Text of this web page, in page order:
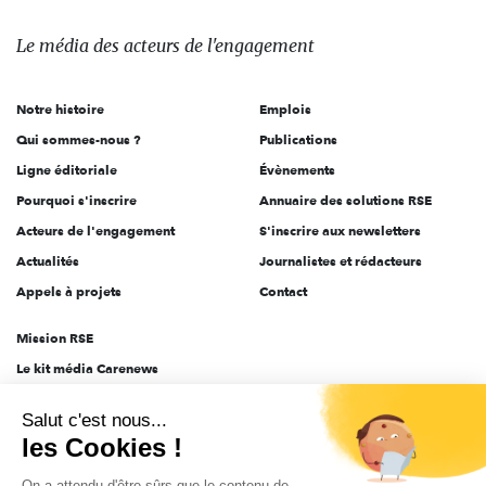
des
l'engagement
Le média des acteurs de l'engagement
Notre histoire
Qui sommes-nous ?
Ligne éditoriale
Pourquoi s'inscrire
Acteurs de l'engagement
Actualités
Appels à projets
Emplois
Publications
Évènements
Annuaire des solutions RSE
S'inscrire aux newsletters
Journalistes et rédacteurs
Contact
Mission RSE
Le kit média Carenews
AEF info
Novethic
Salut c'est nous...
les Cookies !